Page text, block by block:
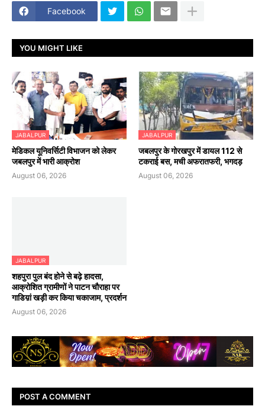
Facebook
YOU MIGHT LIKE
JABALPUR
मेडिकल यूनिवर्सिटी विभाजन को लेकर
जबलपुर में भारी आक्रोश
August 06, 2026
JABALPUR
जबलपुर के गोरखपुर में डायल 112 से
टकराई बस, मची अफरातफरी, भगदड़
August 06, 2026
JABALPUR
शहपुरा पुल बंद होने से बढ़े हादसा,
आक्रोशित ग्रामीणों ने पाटन चौराहा पर
गाडिय़ां खड़ी कर किया चकाजाम, प्रदर्शन
August 06, 2026
POST A COMMENT